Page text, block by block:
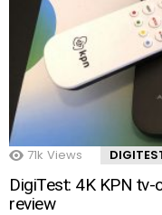
71k Views
DigiTest: 4K KPN
review